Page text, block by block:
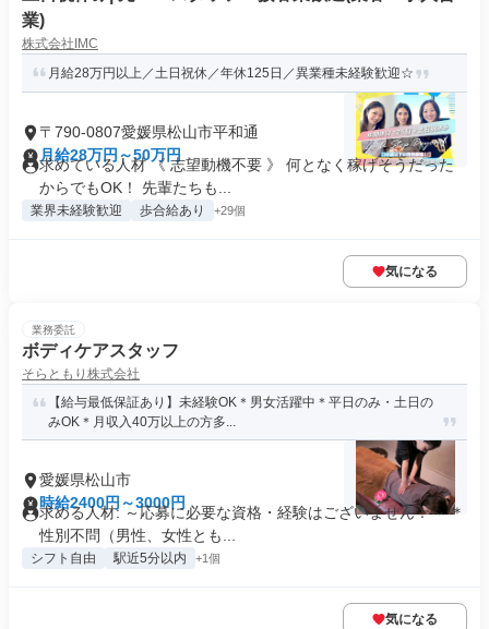
業)
株式会社IMC
月給28万円以上／土日祝休／年休125日／異業種未経験歓迎☆
〒790-0807愛媛県松山市平和通
月給28万円～50万円
求めている人材 《 志望動機不要 》 何となく稼げそうだった
からでもOK！ 先輩たちも...
業界未経験歓迎 歩合給あり +29個
気になる
業務委託
ボディケアスタッフ
そらともり株式会社
【給与最低保証あり】未経験OK＊男女活躍中＊平日のみ・土日の
みOK＊月収入40万以上の方多...
愛媛県松山市
時給2400円～3000円
求める人材: ～応募に必要な資格・経験はございません！～ ＊
性別不問（男性、女性とも...
シフト自由 駅近5分以内 +1個
気になる